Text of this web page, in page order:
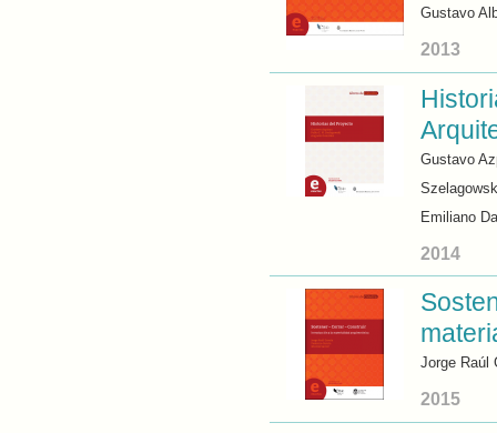
Gustavo
2013
Gustavo
Emiliano
2014
Jorge Raúl
2015